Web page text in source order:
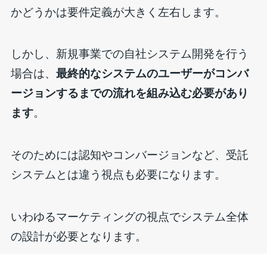
かどうかは要件定義が大きく左右します。
しかし、新規事業での自社システム開発を行う
場合は、 最終的なシステムのユーザーがコンバ
ージョンするまでの流れを組み込む必要があり
ます。
そのためには認知やコンバージョンなど、受託
システムとは違う視点も必要になります。
いわゆるマーケティングの視点でシステム全体
の設計が必要となります。